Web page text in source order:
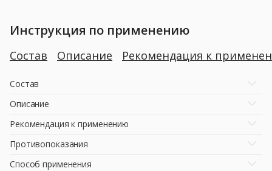
Инструкция по применению
Состав Описание Рекомендация к
Состав
Описание
Рекомендация к применению
Противопоказания
Способ применения